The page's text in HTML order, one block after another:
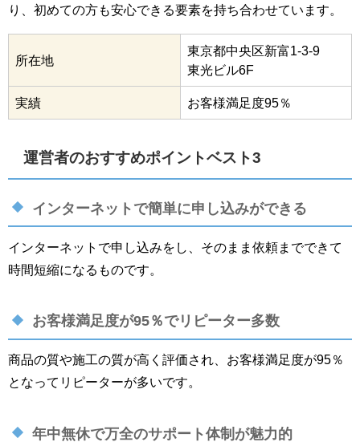
り、初めての方も安心できる要素を持ち合わせています。
所在地
東京都中央区新富1-3-9
東光ビル6F
実績 お客様満足度95％
運営者のおすすめポイントベスト3
インターネットで簡単に申し込みができる
インターネットで申し込みをし、そのまま依頼までできて
時間短縮になるものです。
お客様満足度が95％でリピーター多数
商品の質や施工の質が高く評価され、お客様満足度が95％
となってリピーターが多いです。
年中無休で万全のサポート体制が魅力的